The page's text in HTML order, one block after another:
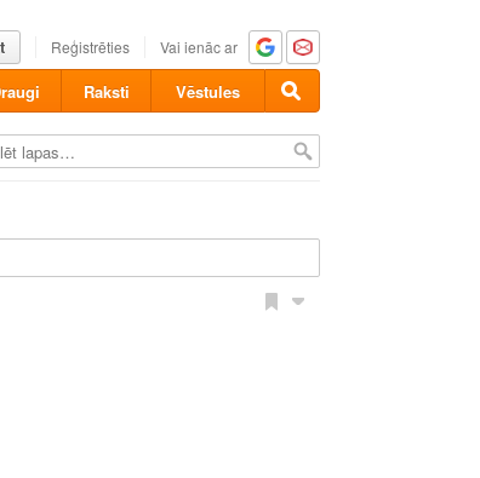
Reģistrēties Vai ienāc ar
Raksti Vēstules